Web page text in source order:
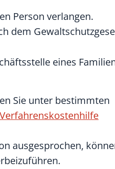
Person verlangen.
dem
eines
Sie unter bestimmten
Verfahrenskostenhilfe
ausgesprochen,